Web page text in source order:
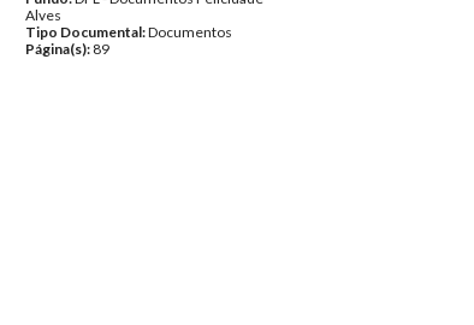
Alves
Tipo Documental:Documentos
Página(s): 89